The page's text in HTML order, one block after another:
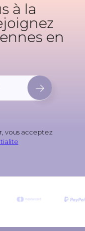
à la
en
vous acceptez